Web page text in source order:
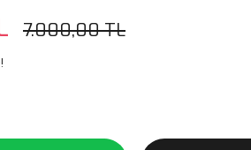
7.000,00 TL